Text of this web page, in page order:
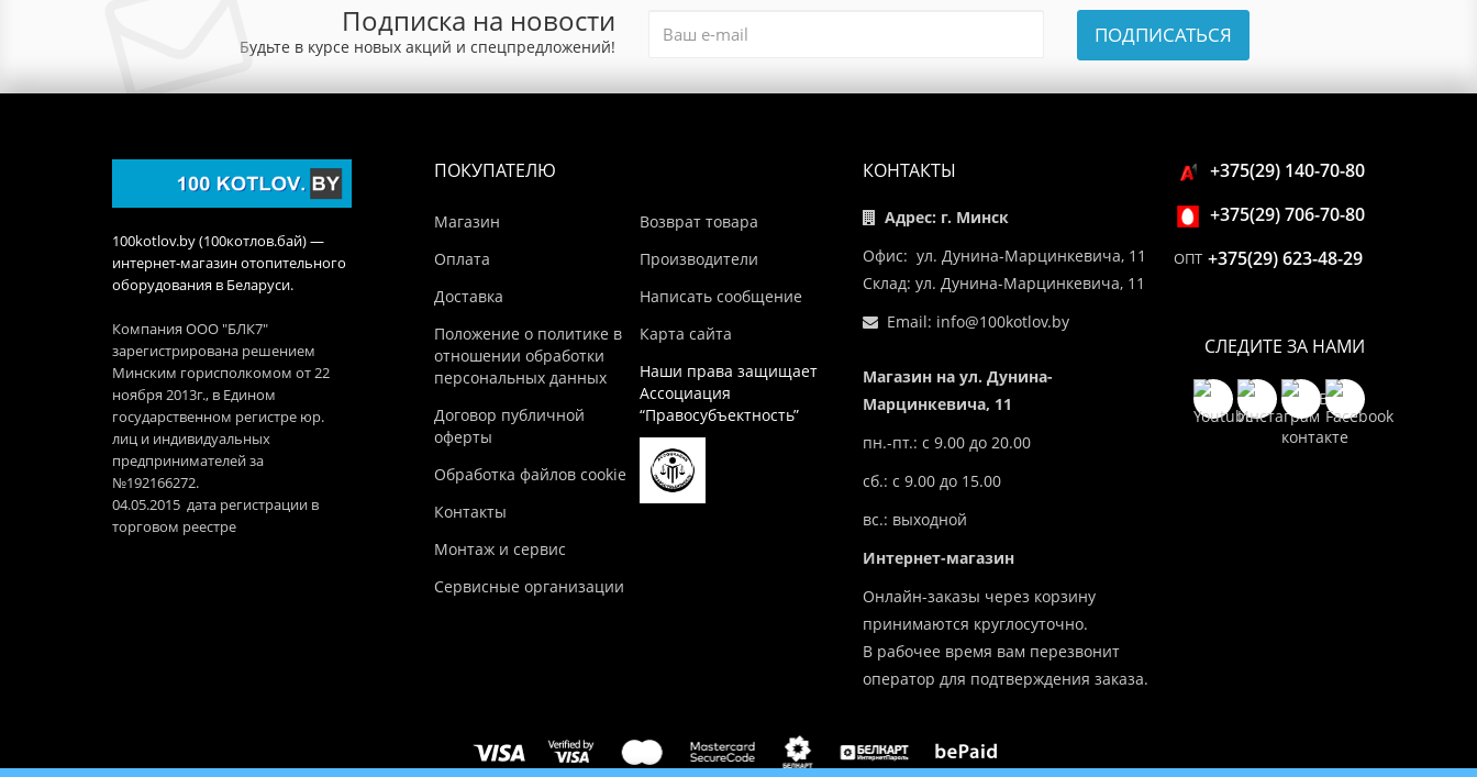
Подписка на новости
Будьте в курсе новых акций и спецпредложений! ПОДПИСАТЬСЯ
100kotlov.by (100котлов.бай) —
интернет-магазин отопительного
оборудования в Беларуси.
Компания ООО "БЛК7"
зарегистрирована решением
Минским горисполкомом от 22
ноября 2013г., в Едином
государственном регистре юр.
лиц и индивидуальных
предпринимателей за
№192166272.
04.05.2015 дата регистрации в
торговом реестре
ПОКУПАТЕЛЮ
Магазин
Оплата
Доставка
Положение о политике в
отношении обработки
персональных данных
Договор публичной
оферты
Обработка файлов cookie
Контакты
Монтаж и сервис
Сервисные организации
Возврат товара
Производители
Написать сообщение
Карта сайта
Наши права защищает
Ассоциация
“Правосубъектность”
КОНТАКТЫ
Адрес: г. Минск
Офис: ул. Дунина-Марцинкевича, 11
Склад: ул. Дунина-Марцинкевича, 11
Email: info@100kotlov.by
Магазин на ул. Дунина-
Марцинкевича, 11
пн.-пт.: с 9.00 до 20.00
сб.: с 9.00 до 15.00
вс.: выходной
Интернет-магазин
Онлайн-заказы через корзину
принимаются круглосуточно.
В рабочее время вам перезвонит
оператор для подтверждения заказа.
+375(29) 140-70-80
+375(29) 706-70-80
ОПТ +375(29) 623-48-29
СЛЕДИТЕ ЗА НАМИ